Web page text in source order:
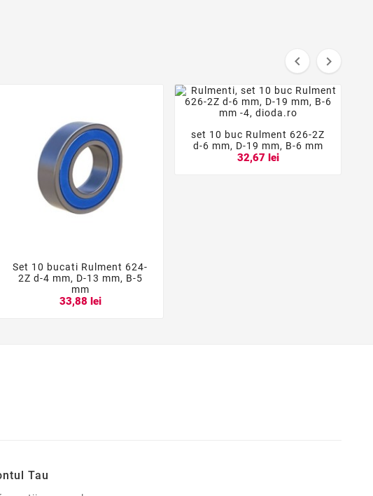
 
  
Set 10 bucati Rulment 624-
2Z d-4 mm, D-13 mm, B-5
mm
33,88 lei
  
set 10 buc Rulment 626-2Z
d-6 mm, D-19 mm, B-6 mm
32,67 lei
Tau